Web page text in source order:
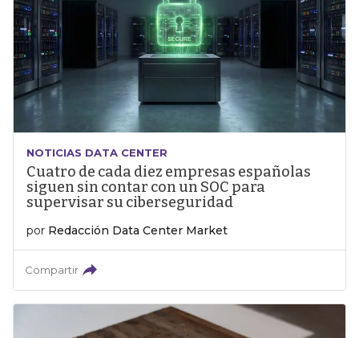
NOTICIAS DATA CENTER
Cuatro de cada diez empresas españolas
siguen sin contar con un SOC para
supervisar su ciberseguridad
por Redacción Data Center Market
Compartir